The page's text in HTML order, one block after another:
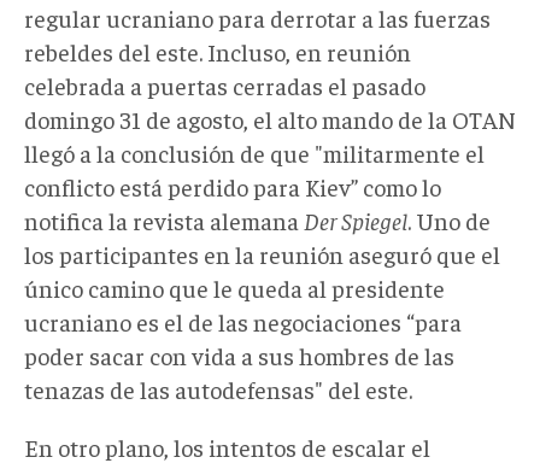
regular ucraniano para derrotar a las fuerzas
rebeldes del este. Incluso, en reunión
celebrada a puertas cerradas el pasado
domingo 31 de agosto, el alto mando de la OTAN
llegó a la conclusión de que "militarmente el
conflicto está perdido para Kiev” como lo
notifica la revista alemana Der Spiegel. Uno de
los participantes en la reunión aseguró que el
único camino que le queda al presidente
ucraniano es el de las negociaciones “para
poder sacar con vida a sus hombres de las
tenazas de las autodefensas" del este.
En otro plano, los intentos de escalar el